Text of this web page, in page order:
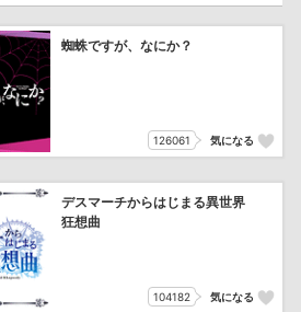
蜘蛛ですが、なにか？
126061 気になる
デスマーチからはじまる異世界
狂想曲
104182 気になる